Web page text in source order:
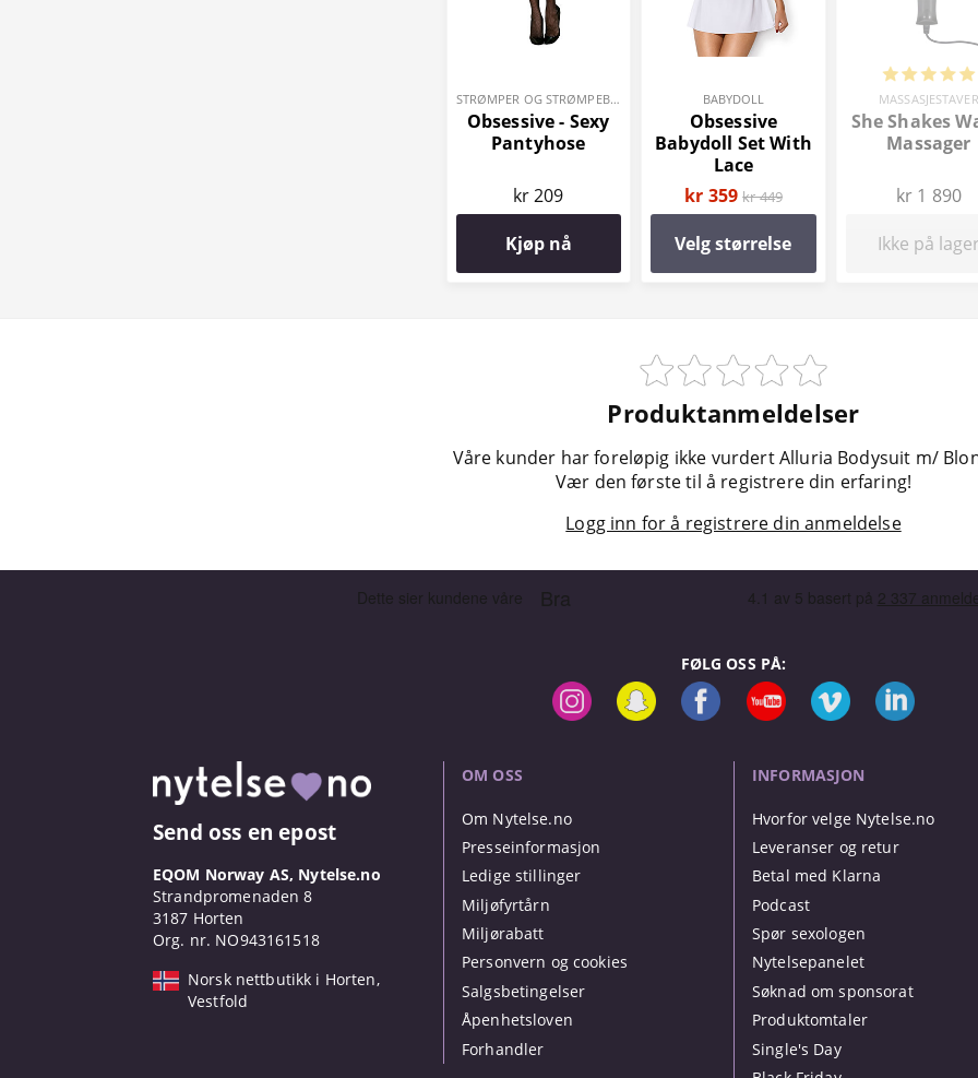
STRØMPER OG STRØMPEBUKSER
Obsessive - Sexy
Pantyhose
kr 209
Kjøp nå
BABYDOLL
Obsessive
Babydoll Set With
Lace
kr 359 kr 449
Velg størrelse
MASSASJESTAVER
She Shakes
Massager
kr 1 890
Ikke på lager
Produktanmeldelser
Våre kunder har foreløpig ikke vurdert Alluria Bodysuit m/
Vær den første til å registrere din erfaring!
Logg inn for å registrere din anmeldelse
FØLG OSS PÅ:
Send oss en epost
EQOM Norway AS, Nytelse.no
Strandpromenaden 8
3187 Horten
Org. nr. NO943161518
Norsk nettbutikk i Horten,
Vestfold
OM OSS
Om Nytelse.no
Presseinformasjon
Ledige stillinger
Miljøfyrtårn
Miljørabatt
Personvern og cookies
Salgsbetingelser
Åpenhetsloven
Forhandler
INFORMASJON
Hvorfor velge Nytelse.no
Leveranser og retur
Betal med Klarna
Podcast
Spør sexologen
Nytelsepanelet
Søknad om sponsorat
Produktomtaler
Single's Day